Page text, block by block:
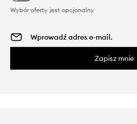
Wybór oferty jest opcjonalny
Zapisz mnie